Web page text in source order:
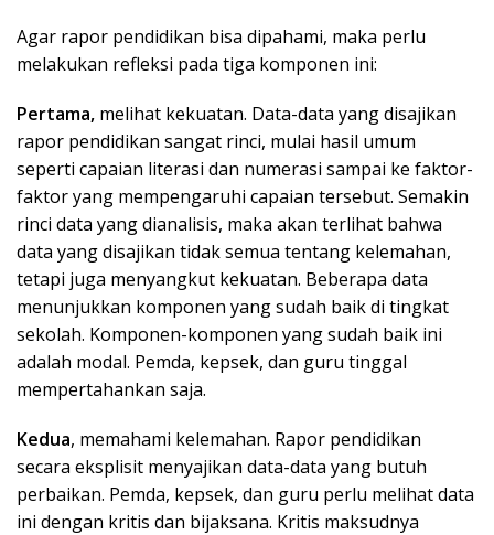
Agar rapor pendidikan bisa dipahami, maka perlu
melakukan refleksi pada tiga komponen ini:
Pertama, melihat kekuatan. Data-data yang disajikan
rapor pendidikan sangat rinci, mulai hasil umum
seperti capaian literasi dan numerasi sampai ke faktor-
faktor yang mempengaruhi capaian tersebut. Semakin
rinci data yang dianalisis, maka akan terlihat bahwa
data yang disajikan tidak semua tentang kelemahan,
tetapi juga menyangkut kekuatan. Beberapa data
menunjukkan komponen yang sudah baik di tingkat
sekolah. Komponen-komponen yang sudah baik ini
adalah modal. Pemda, kepsek, dan guru tinggal
mempertahankan saja.
Kedua, memahami kelemahan. Rapor pendidikan
secara eksplisit menyajikan data-data yang butuh
perbaikan. Pemda, kepsek, dan guru perlu melihat data
ini dengan kritis dan bijaksana. Kritis maksudnya